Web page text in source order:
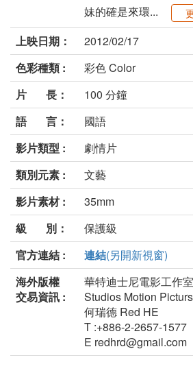
妹的確是來環...
上映日期：
2012/02/17
色彩種類 :
彩色 Color
片 長：
100 分鐘
語 言：
國語
影片類型 :
劇情片
類別元素 :
文藝
影片素材 :
35mm
級 別：
保護級
官方連結 :
連結(另開新視窗)
海外版權
交易資訊 :
華特迪士尼電影工作
Studios Motion
何瑞德 Red HE
T :+886-2-2657-1577
E redhrd@gmail.com